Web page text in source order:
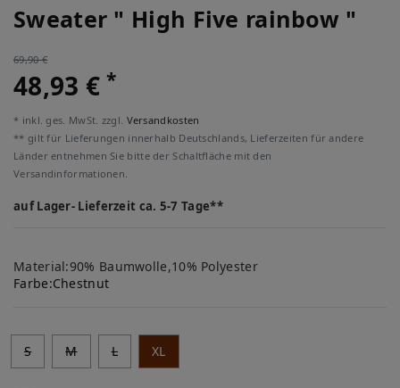
Sweater " High Five rainbow "
69,90 €
48,93 €*
* inkl. ges. MwSt. zzgl. Versandkosten
** gilt für Lieferungen innerhalb Deutschlands, Lieferzeiten für andere
Länder entnehmen Sie bitte der Schaltfläche mit den
Versandinformationen.
auf Lager- Lieferzeit ca. 5-7 Tage**
Material:90% Baumwolle,10% Polyester
Farbe:Chestnut
S M L XL